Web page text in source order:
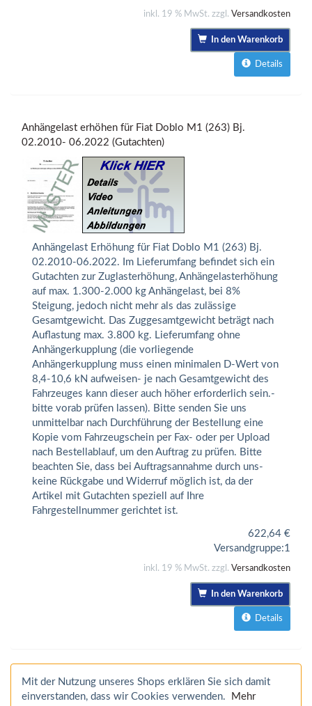
inkl. 19 % MwSt. zzgl. Versandkosten
In den Warenkorb
Details
Anhängelast erhöhen für Fiat Doblo M1 (263) Bj.
02.2010- 06.2022 (Gutachten)
Anhängelast Erhöhung für Fiat Doblo M1 (263) Bj.
02.2010-06.2022. Im Lieferumfang befindet sich ein
Gutachten zur Zuglasterhöhung, Anhängelasterhöhung
auf max. 1.300-2.000 kg Anhängelast, bei 8%
Steigung, jedoch nicht mehr als das zulässige
Gesamtgewicht. Das Zuggesamtgewicht beträgt nach
Auflastung max. 3.800 kg. Lieferumfang ohne
Anhängerkupplung (die vorliegende
Anhängerkupplung muss einen minimalen D-Wert von
8,4-10,6 kN aufweisen- je nach Gesamtgewicht des
Fahrzeuges kann dieser auch höher erforderlich sein.-
bitte vorab prüfen lassen). Bitte senden Sie uns
unmittelbar nach Durchführung der Bestellung eine
Kopie vom Fahrzeugschein per Fax- oder per Upload
nach Bestellablauf, um den Auftrag zu prüfen. Bitte
beachten Sie, dass bei Auftragsannahme durch uns-
keine Rückgabe und Widerruf möglich ist, da der
Artikel mit Gutachten speziell auf Ihre
Fahrgestellnummer gerichtet ist.
622,64 €
Versandgruppe:1
inkl. 19 % MwSt. zzgl. Versandkosten
In den Warenkorb
Details
Mit der Nutzung unseres Shops erklären Sie sich damit
einverstanden, dass wir Cookies verwenden.
Mehr